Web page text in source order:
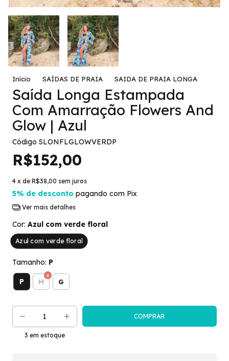
Início SAÍDAS DE PRAIA SAIDA DE PRAIA LONGA
Saída Longa Estampada
Com Amarração Flowers And
Glow | Azul
Código SLONFLGLOWVERDP
R$152,00
4 x de R$38,00 sem juros
5% de desconto pagando com Pix
Ver mais detalhes
Cor: Azul com verde floral
Azul com verde floral
Tamanho: P
P M G
3 em estoque